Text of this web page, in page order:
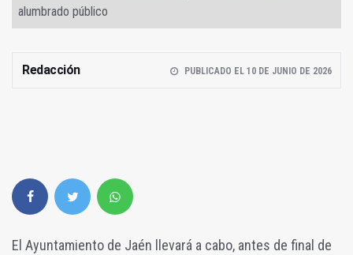
alumbrado público
Redacción PUBLICADO EL 10 DE JUNIO DE 2026
El Ayuntamiento de Jaén llevará a cabo, antes de final de